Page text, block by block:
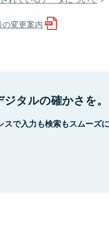
変更案内
タルの確かさを。
スで入力も検索もスムーズ